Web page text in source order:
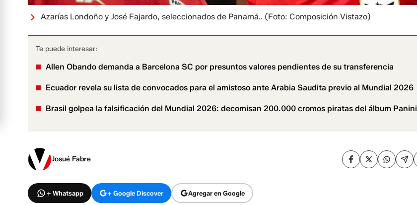
Azarías Londoño y José Fajardo, seleccionados de Panamá.. (Foto: Composición Vistazo)
Te puede interesar:
Allen Obando demanda a Barcelona SC por presuntos valores pendientes de su transferencia
Ecuador revela su lista de convocados para el amistoso ante Arabia Saudita previo al Mundial 2026
Brasil golpea la falsificación del Mundial 2026: decomisan 200.000 cromos piratas del álbum Panini
Josué Fabre
+ Whatsapp + Google Discover Agregar en Google